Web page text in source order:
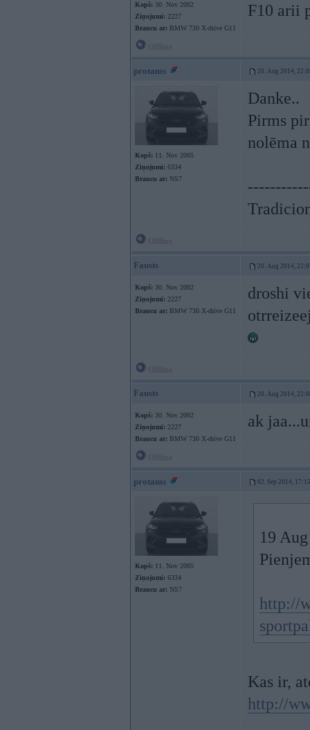
Kopš: 30. Nov 2002
Ziņojumi: 2227
Braucu ar: BMW 730 X-drive G11
F10 arii
protams 20. Aug 2014,
Kopš: 11. Nov 2005
Ziņojumi: 6334
Braucu ar: NS7
Danke..
Pirms
nolēma
Fausts 20. Aug 2014,
Kopš: 30. Nov 2002
Ziņojumi: 2227
Braucu ar: BMW 730 X-drive G11
droshi
Fausts 20. Aug 2014,
Kopš: 30. Nov 2002
Ziņojumi: 2227
Braucu ar: BMW 730 X-drive G11
ak
protams 02. Sep 2014, 17:15
Kopš: 11. Nov 2005
Ziņojumi: 6334
Braucu ar: NS7
19
http://
Kas ir,
http://